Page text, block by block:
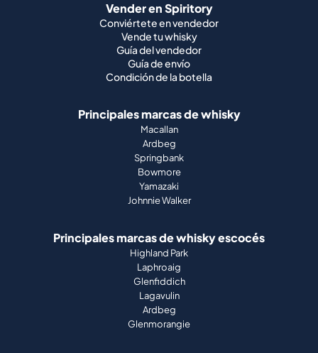
Vender en Spiritory
Conviértete en vendedor
Vende tu whisky
Guía del vendedor
Guía de envío
Condición de la botella
Principales marcas de whisky
Macallan
Ardbeg
Springbank
Bowmore
Yamazaki
Johnnie Walker
Principales marcas de whisky escocés
Highland Park
Laphroaig
Glenfiddich
Lagavulin
Ardbeg
Glenmorangie